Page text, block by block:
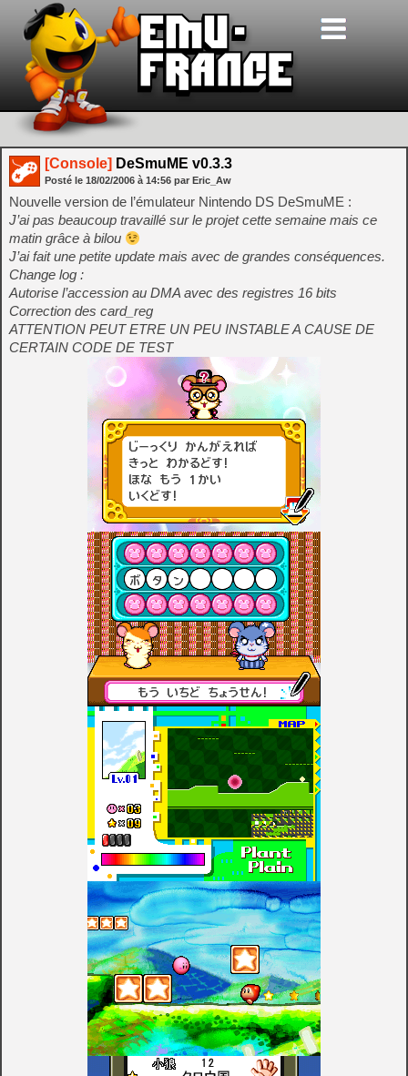
[Console] DeSmuME v0.3.3
Posté le 18/02/2006 à 14:56 par Eric_Aw
Nouvelle version de l’émulateur Nintendo DS DeSmuME :
J’ai pas beaucoup travaillé sur le projet cette semaine mais ce
matin grâce à bilou
J’ai fait une petite update mais avec de grandes conséquences.
Change log :
Autorise l’accession au DMA avec des registres 16 bits
Correction des card_reg
ATTENTION PEUT ETRE UN PEU INSTABLE A CAUSE DE
CERTAIN CODE DE TEST